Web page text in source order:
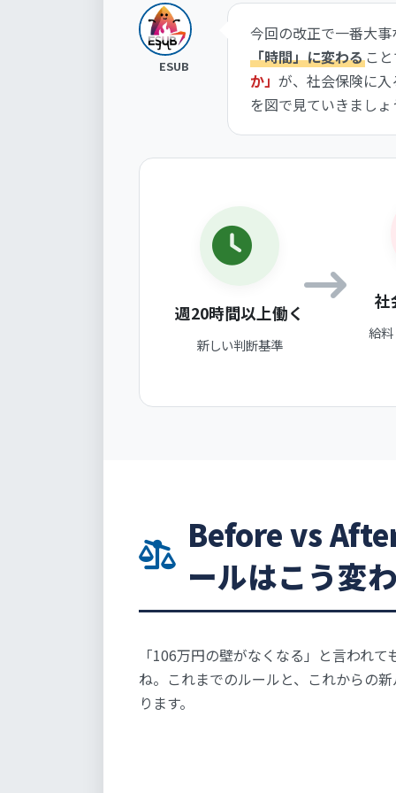
ESUB
今回の改正で一番大
「時間」に変わる こ
か」 が、社会保険に
を図で見ていきましょ
週20時間以上働く
新しい判断基準
社
給
Before vs
ールはこう変
「106万円の壁がなくなる」と言われ
ね。これまでのルールと、これからの
ります。